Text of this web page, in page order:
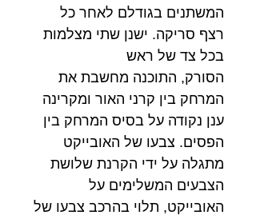
המשתנים בגודלם לאחר כל
רצף סריקה. ישנן שתי מצלמות
בכל צד של ראש
הסורק, התוכנה מחשבת את
המרחק בין קרני האור ומקרינה
ענן נקודה על בסיס המרחק בין
הפסים. צבעו של האובייקט
מתגלה על ידי הקרנת שלושת
הצבעים המשלימים על
האובייקט, תלוי בהרכב צבעו של